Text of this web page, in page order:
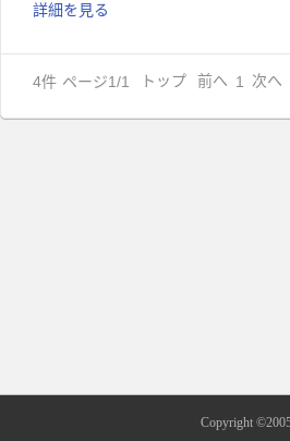
たりの電流：６０mA豆電球数量：一段
み：一段マルチカラー、複数の段マル
詳細を見る
4件 ページ1/1 トップ 前へ 1 次へ
Copyright